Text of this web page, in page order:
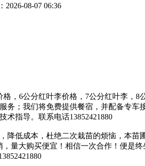
：2026-08-07 06:36
，6公分红叶李价格，7公分红叶李，8
务；我们将免费提供餐宿，并配备专车
术指导。联系电话13852421880
降低成本，杜绝二次栽苗的烦恼，本苗
量大购买便宜！相信一次合作！便是